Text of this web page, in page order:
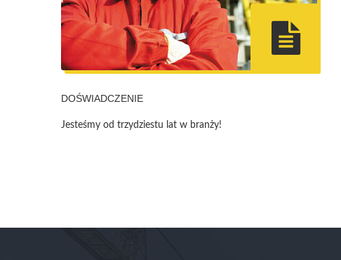
DOŚWIADCZENIE
Jesteśmy od trzydziestu lat w branży!